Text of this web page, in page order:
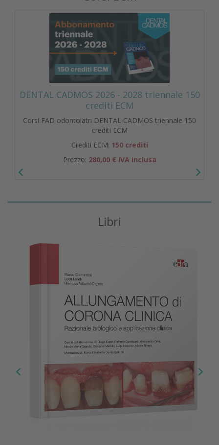
DENTAL CADMOS 2026 - 2028 triennale 150
crediti ECM
Corsi FAD odontoiatri DENTAL CADMOS triennale 150
crediti ECM
Crediti ECM: 150 crediti
Prezzo: 280,00 € IVA inclusa
Libri